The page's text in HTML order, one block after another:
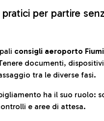
per partire
consigli aeroporto
documenti,
tra le diverse fasi.
ha il suo ruolo:
e aree di attesa.